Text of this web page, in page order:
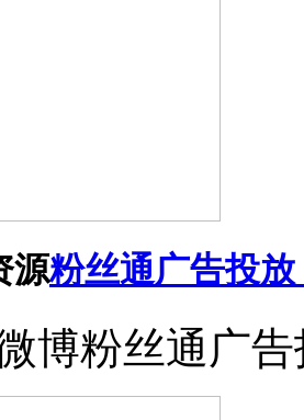
源粉丝通广告投
博粉丝通广